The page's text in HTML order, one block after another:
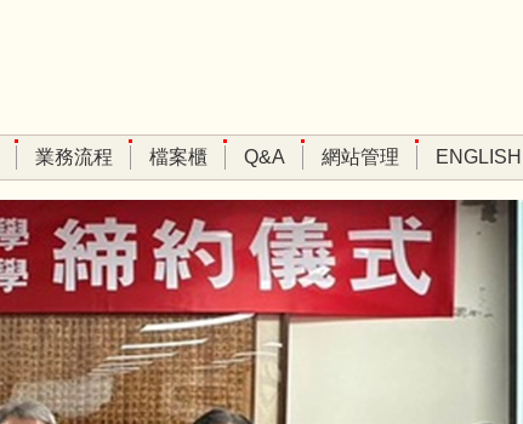
業務流程 檔案櫃 Q&A 網站管理 ENGLISH